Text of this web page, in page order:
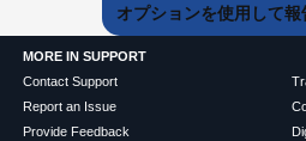
オプションを使用して報
MORE IN SUPPORT
Contact Support
Report an Issue
Provide Feedback